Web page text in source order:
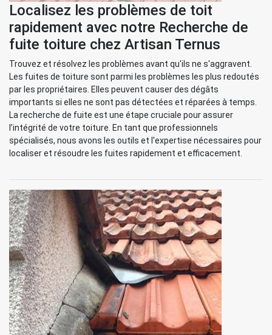
Localisez les problèmes de toit
rapidement avec notre Recherche de
fuite toiture chez Artisan Ternus
Trouvez et résolvez les problèmes avant qu'ils ne s'aggravent.
Les fuites de toiture sont parmi les problèmes les plus redoutés
par les propriétaires. Elles peuvent causer des dégâts
importants si elles ne sont pas détectées et réparées à temps.
La recherche de fuite est une étape cruciale pour assurer
l’intégrité de votre toiture. En tant que professionnels
spécialisés, nous avons les outils et l'expertise nécessaires pour
localiser et résoudre les fuites rapidement et efficacement.